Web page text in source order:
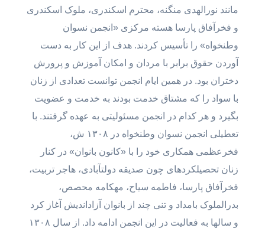
مانند نورالهدی منگنه، محترم اسکندری، ملوک اسکندری
و فخرآفاق پارسا هسته مرکزی «انجمن نسوان
وطنخواه» را تأسیس کردند. هدف از این کار به دست
آوردن حقوق برابر با مردان و امکان آموزش و پرورش
دختران بود. در همین ایام انجمن توانست تعدادی از زنان
با سواد را که مشتاق خدمت بودند به خدمت و عضویت
بگیرد و هر کدام در انجمن مسئولیتی به عهده گرفتند. با
تعطیلی انجمن نسوان وطنخواه در ۱۳۰۸ ش،
فخرعظمى همکاری خود را با «کانون بانوان» در کنار
زنان تحصیلکردهای چون صدیقه دولتآبادی، هاجر تربیت،
فخرآفاق پارسا، فاطمه سیاح، مهکامه محصص،
بدرالملوک بامداد و تنی چند از بانوان آزاداندیش آغاز کرد
و سالها به فعالیت در این انجمن ادامه داد. از سال ۱۳۰۸